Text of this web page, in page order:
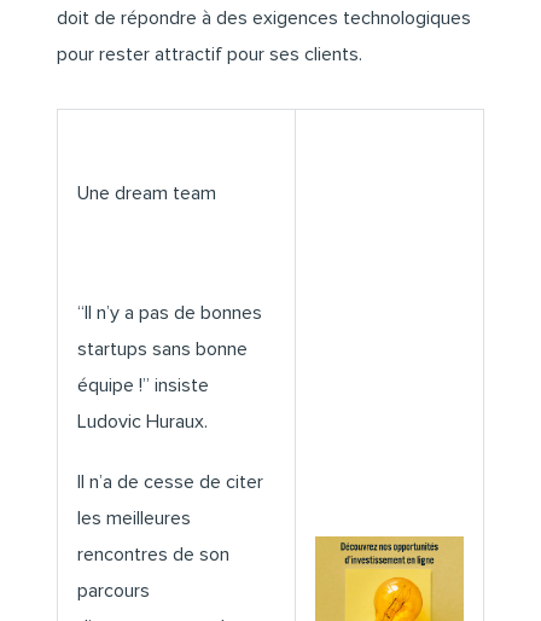
doit de répondre à des exigences technologiques
pour rester attractif pour ses clients.
Une dream team
“Il n’y a pas de bonnes
startups sans bonne
équipe !” insiste
Ludovic Huraux.
Il n’a de cesse de citer
les meilleures
rencontres de son
parcours